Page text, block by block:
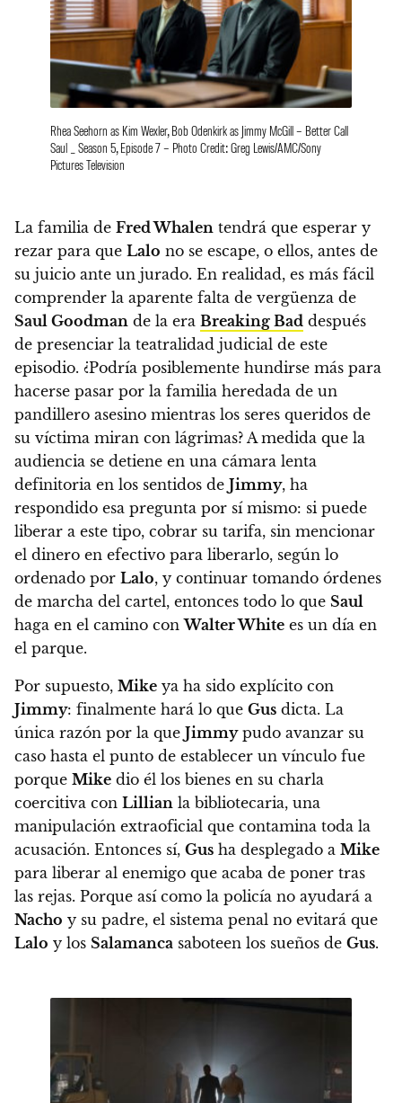
Rhea Seehorn as Kim Wexler, Bob Odenkirk as Jimmy McGill – Better Call
Saul _ Season 5, Episode 7 – Photo Credit: Greg Lewis/AMC/Sony
Pictures Television
La familia de Fred Whalen tendrá que esperar y
rezar para que Lalo no se escape, o ellos, antes de
su juicio ante un jurado. En realidad, es más fácil
comprender la aparente falta de vergüenza de
Saul Goodman de la era Breaking Bad después
de presenciar la teatralidad judicial de este
episodio. ¿Podría posiblemente hundirse más para
hacerse pasar por la familia heredada de un
pandillero asesino mientras los seres queridos de
su víctima miran con lágrimas? A medida que la
audiencia se detiene en una cámara lenta
definitoria en los sentidos de Jimmy, ha
respondido esa pregunta por sí mismo: si puede
liberar a este tipo, cobrar su tarifa, sin mencionar
el dinero en efectivo para liberarlo, según lo
ordenado por Lalo, y continuar tomando órdenes
de marcha del cartel, entonces todo lo que Saul
haga en el camino conWalter White es un día en
el parque.
Por supuesto, Mike ya ha sido explícito con
Jimmy: finalmente hará lo que Gus dicta. La
única razón por la que Jimmypudo avanzar su
caso hasta el punto de establecer un vínculo fue
porque Mike dio él los bienes en su charla
coercitiva con Lillian la bibliotecaria, una
manipulación extraoficial que contamina toda la
acusación. Entonces sí, Gus ha desplegado a Mike
para liberar al enemigo que acaba de poner tras
las rejas. Porque así como la policía no ayudará a
Nacho y su padre, el sistema penal no evitará que
Lalo y los Salamanca saboteen los sueños de Gus.